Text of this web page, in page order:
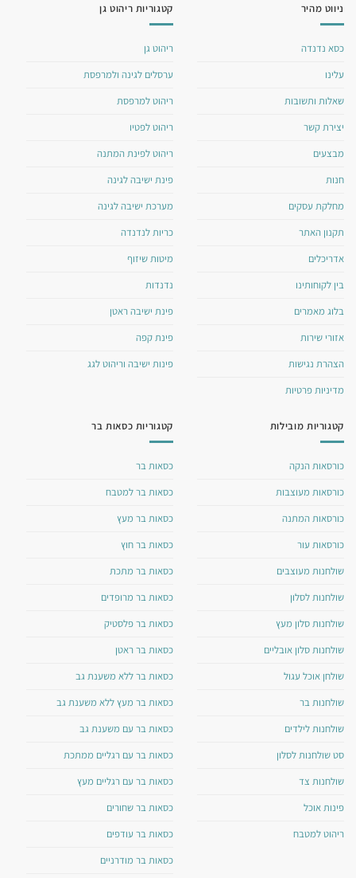
ניווט מהיר
כסא נדנדה
עלינו
שאלות ותשובות
יצירת קשר
מבצעים
חנות
מחלקת עסקים
תקנון האתר
אדריכלים
בין לקוחותינו
בלוג מאמרים
אזורי שירות
הצהרת נגישות
מדיניות פרטיות
קטגוריות ריהוט גן
ריהוט גן
ערסלים לגינה ולמרפסת
ריהוט למרפסת
ריהוט לפטיו
ריהוט לפינת המתנה
פינת ישיבה לגינה
מערכת ישיבה לגינה
כריות לנדנדה
מיטות שיזוף
נדנדות
פינת ישיבה ראטן
פינת קפה
פינות ישיבה וריהוט לגג
קטגוריות מובילות
כורסאות הנקה
כורסאות מעוצבות
כורסאות המתנה
כורסאות עור
שולחנות מעוצבים
שולחנות לסלון
שולחנות סלון מעץ
שולחנות סלון אובליים
שולחן אוכל עגול
שולחנות בר
שולחנות לילדים
סט שולחנות לסלון
שולחנות צד
פינות אוכל
ריהוט למטבח
קטגוריות כסאות בר
כסאות בר
כסאות בר למטבח
כסאות בר מעץ
כסאות בר חוץ
כסאות בר מתכת
כסאות בר מרופדים
כסאות בר פלסטיק
כסאות בר ראטן
כסאות בר ללא משענת גב
כסאות בר מעץ ללא משענת גב
כסאות בר עם משענת גב
כסאות בר עם רגליים ממתכת
כסאות בר עם רגליים מעץ
כסאות בר שחורים
כסאות בר עודפים
כסאות בר מודרניים